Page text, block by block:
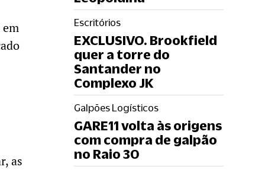
as
Escritórios
EXCLUSIVO. Brookfield
quer a torre do
Santander no
Complexo JK
Galpões Logísticos
GARE11 volta às origens
com compra de galpão
no Raio 30